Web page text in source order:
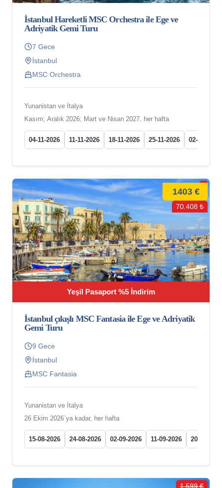
İstanbul Hareketli MSC Orchestra ile Ege ve
Adriyatik Gemi Turu
7 Gece
İstanbul
MSC Orchestra
Yunanistan ve İtalya
Kasım; Aralık 2026; Mart ve Nisan 2027, her hafta
04-11-2026 11-11-2026 18-11-2026 25-11-2026 02-12-2026
Yeşil Pasaport %5 İndirim
1403 €
70.408 ₺
İstanbul çıkışlı MSC Fantasia ile Ege ve Adriyatik
Gemi Turu
9 Gece
İstanbul
MSC Fantasia
Yunanistan ve İtalya
26 Ekim 2026`ya kadar, her hafta
15-08-2026 24-08-2026 02-09-2026 11-09-2026 20-09-2026
1.599 €